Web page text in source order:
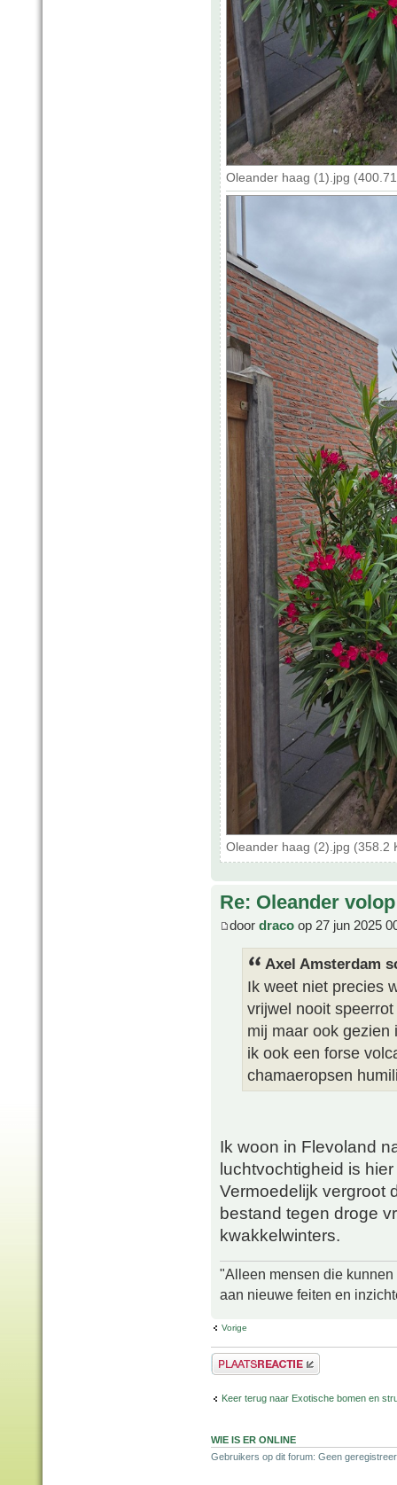
Oleander haag (1).jpg
Oleander haag (2).jpg (358.2
Re: Oleander
door draco op 27 jun 2025
Axel Amsterdam
Ik weet niet precies
vrijwel nooit
mij maar ook gezien
ik ook een forse
chamaeropsen
Ik woon in Flevoland
luchtvochtigheid is
Vermoedelijk vergroot
bestand tegen droge
kwakkelwinters.
"Alleen mensen die
aan nieuwe feiten en
Vorige
Plaats een reactie
Keer terug naar Exotische bomen en
WIE IS ER ONLINE
Gebruikers op dit forum: Geen